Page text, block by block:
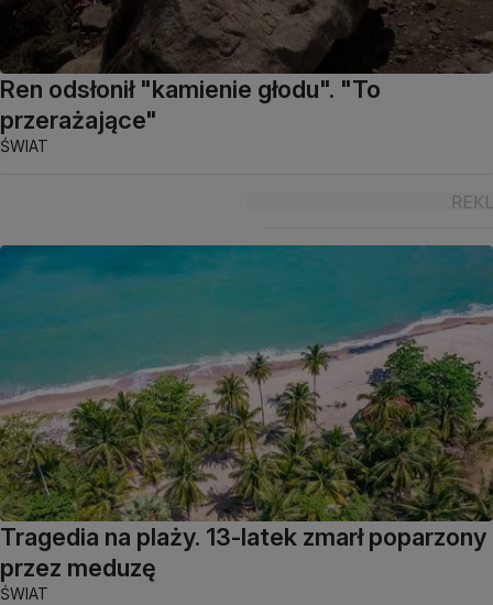
Ren odsłonił "kamienie głodu". "To
przerażające"
ŚWIAT
Tragedia na plaży. 13-latek zmarł poparzony
przez meduzę
ŚWIAT